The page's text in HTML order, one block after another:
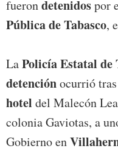
fuerondetenidospor
Pública de Tabasco,
LaPolicía Estatal de
detenciónocurrió
hotel del Malecón
colonia Gaviotas, a
Gobierno en